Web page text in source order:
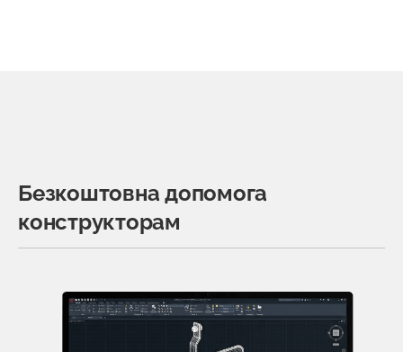
Безкоштовна допомога
конструкторам